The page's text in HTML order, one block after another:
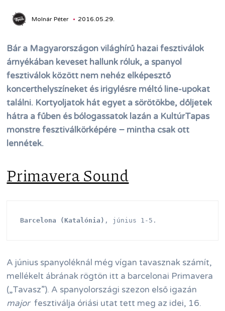
Molnár Péter 2016.05.29.
Bár a Magyarországon világhírű hazai fesztiválok
árnyékában keveset hallunk róluk, a spanyol
fesztiválok között nem nehéz elképesztő
koncerthelyszíneket és irigylésre méltó line-upokat
találni. Kortyoljatok hát egyet a sörötökbe, dőljetek
hátra a fűben és bólogassatok lazán a KultúrTapas
monstre fesztiválkörképére − mintha csak ott
lennétek.
Primavera Sound
Barcelona (Katalónia) , június 1-5.
A június spanyoléknál még vígan tavasznak számít,
mellékelt ábrának rögtön itt a barcelonai Primavera
(„Tavasz”). A spanyolországi szezon első igazán
majorfesztiválja óriási utat tett meg az idei, 16.